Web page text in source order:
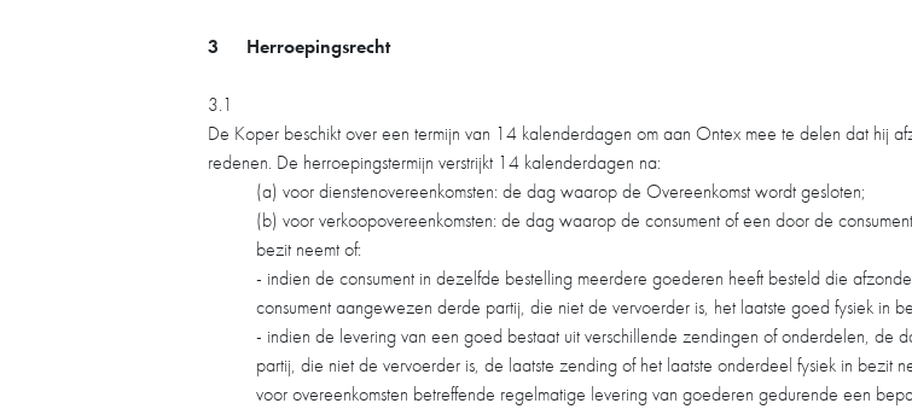
3 Herroepingsrecht
3.1
De Koper beschikt over een termijn van 14 kalenderdagen om aan Ontex mee te delen dat hij
redenen. De herroepingstermijn verstrijkt 14 kalenderdagen na:
(a) voor dienstenovereenkomsten: de dag waarop de Overeenkomst wordt gesloten;
(b) voor verkoopovereenkomsten: de dag waarop de consument of een door de
bezit neemt of:
- indien de consument in dezelfde bestelling meerdere goederen heeft besteld die
consument aangewezen derde partij, die niet de vervoerder is, het laatste goed fysiek in
- indien de levering van een goed bestaat uit verschillende zendingen of onderdelen,
partij, die niet de vervoerder is, de laatste zending of het laatste onderdeel fysiek in bezit
voor overeenkomsten betreffende regelmatige levering van goederen gedurende een